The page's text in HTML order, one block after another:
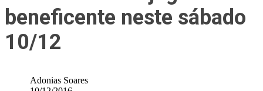
beneficente neste sábado
10/12
Adonias Soares